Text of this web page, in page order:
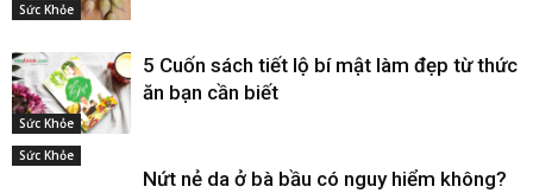
Sức Khỏe
Sức Khỏe
5 Cuốn sách tiết lộ bí mật làm đẹp từ thức
ăn bạn cần biết
Sức Khỏe
Nứt nẻ da ở bà bầu có nguy hiểm không?